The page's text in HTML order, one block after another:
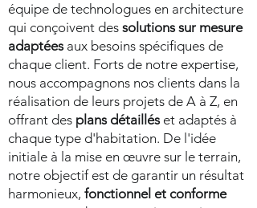
équipe de technologues en architecture
qui conçoivent des solutions sur mesure
adaptéesaux besoins spécifiques de
chaque client. Forts de notre expertise,
nous accompagnons nos clients dans la
réalisation de leurs projets de A à Z, en
offrant des plans détailléset adaptés à
chaque type d'habitation. De l'idée
initiale à la mise en œuvre sur le terrain,
notre objectif est de garantir un résultat
harmonieux, fonctionnel et conforme